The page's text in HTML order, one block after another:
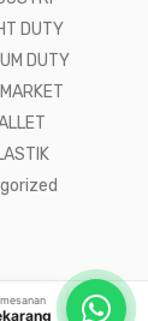
DUTY
DUTY